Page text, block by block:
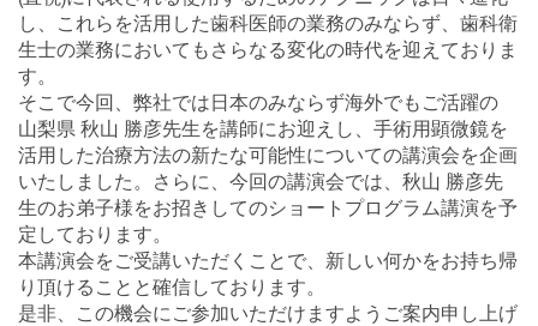
し、これらを活用した歯科医師の業務のみならず、歯科衛
生士の業務においてもさらなる変化の時代を迎えておりま
す。
そこで今回、弊社では日本のみならず海外でもご活躍の
山梨県 秋山 勝彦先生を講師にお迎えし、手術用顕微鏡を
活用した治療方法の新たな可能性についての講演会を企画
いたしました。さらに、今回の講演会では、秋山 勝彦先
生のお弟子様をお招きしてのショートプログラム講演を予
定しております。
本講演会をご受講いただくことで、新しい何かをお持ち帰
り頂けることと確信しております。
是非、この機会にご参加いただけますようご案内申し上げ